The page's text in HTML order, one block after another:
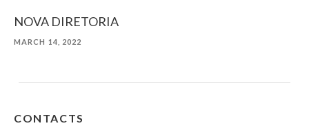
NOVA DIRETORIA
MARCH 14, 2022
CONTACTS